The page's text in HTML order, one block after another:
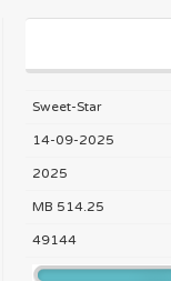
Sweet-Star
14-09-2025
2025
514.25 MB
49144